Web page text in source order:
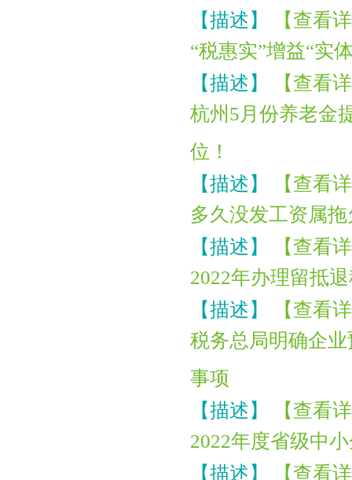
【描述】
【查看
“税惠实”增益“实
【描述】
【查看
杭州5月份养老金
位！
【描述】
【查看
多久没发工资属
【描述】
【查看
2022年办理留抵
【描述】
【查看
税务总局明确企
事项
【描述】
【查看
2022年度省级中
【描述】
【查看